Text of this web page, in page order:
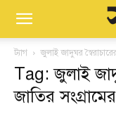
ট্যাগ জুলাই জাদুঘর
Tag: জুলাই
জাতির